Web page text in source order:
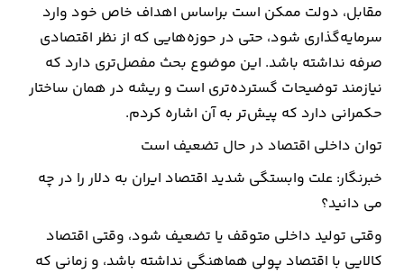
مقابل، دولت ممکن است براساس اهداف خاص خود وارد
سرمایه‌گذاری شود، حتی در حوزه‌هایی که از نظر اقتصادی
صرفه نداشته باشد. این موضوع بحث مفصل‌تری دارد که
نیازمند توضیحات گسترده‌تری است و ریشه در همان ساختار
حکمرانی دارد که پیش‌تر به آن اشاره کردم.
توان داخلی اقتصاد در حال تضعیف است
خبرنگار: علت وابستگی شدید اقتصاد ایران به دلار را در چه
می دانید؟
وقتی تولید داخلی متوقف یا تضعیف شود، وقتی اقتصاد
کالایی با اقتصاد پولی هماهنگی نداشته باشد، و زمانی که